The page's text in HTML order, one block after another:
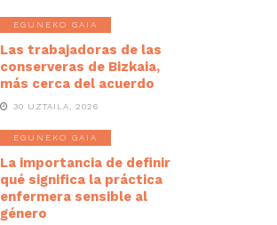
EGUNEKO GAIA
Las trabajadoras de las
conserveras de Bizkaia,
más cerca del acuerdo
30 UZTAILA, 2026
EGUNEKO GAIA
La importancia de definir
qué significa la práctica
enfermera sensible al
género